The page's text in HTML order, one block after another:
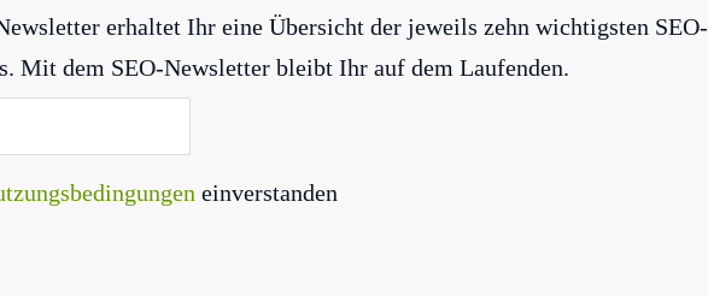
erhaltet Ihr eine Übersicht der jeweils zehn wichtigsten SEO-
Mit dem SEO-Newsletter bleibt Ihr auf dem Laufenden.
einverstanden